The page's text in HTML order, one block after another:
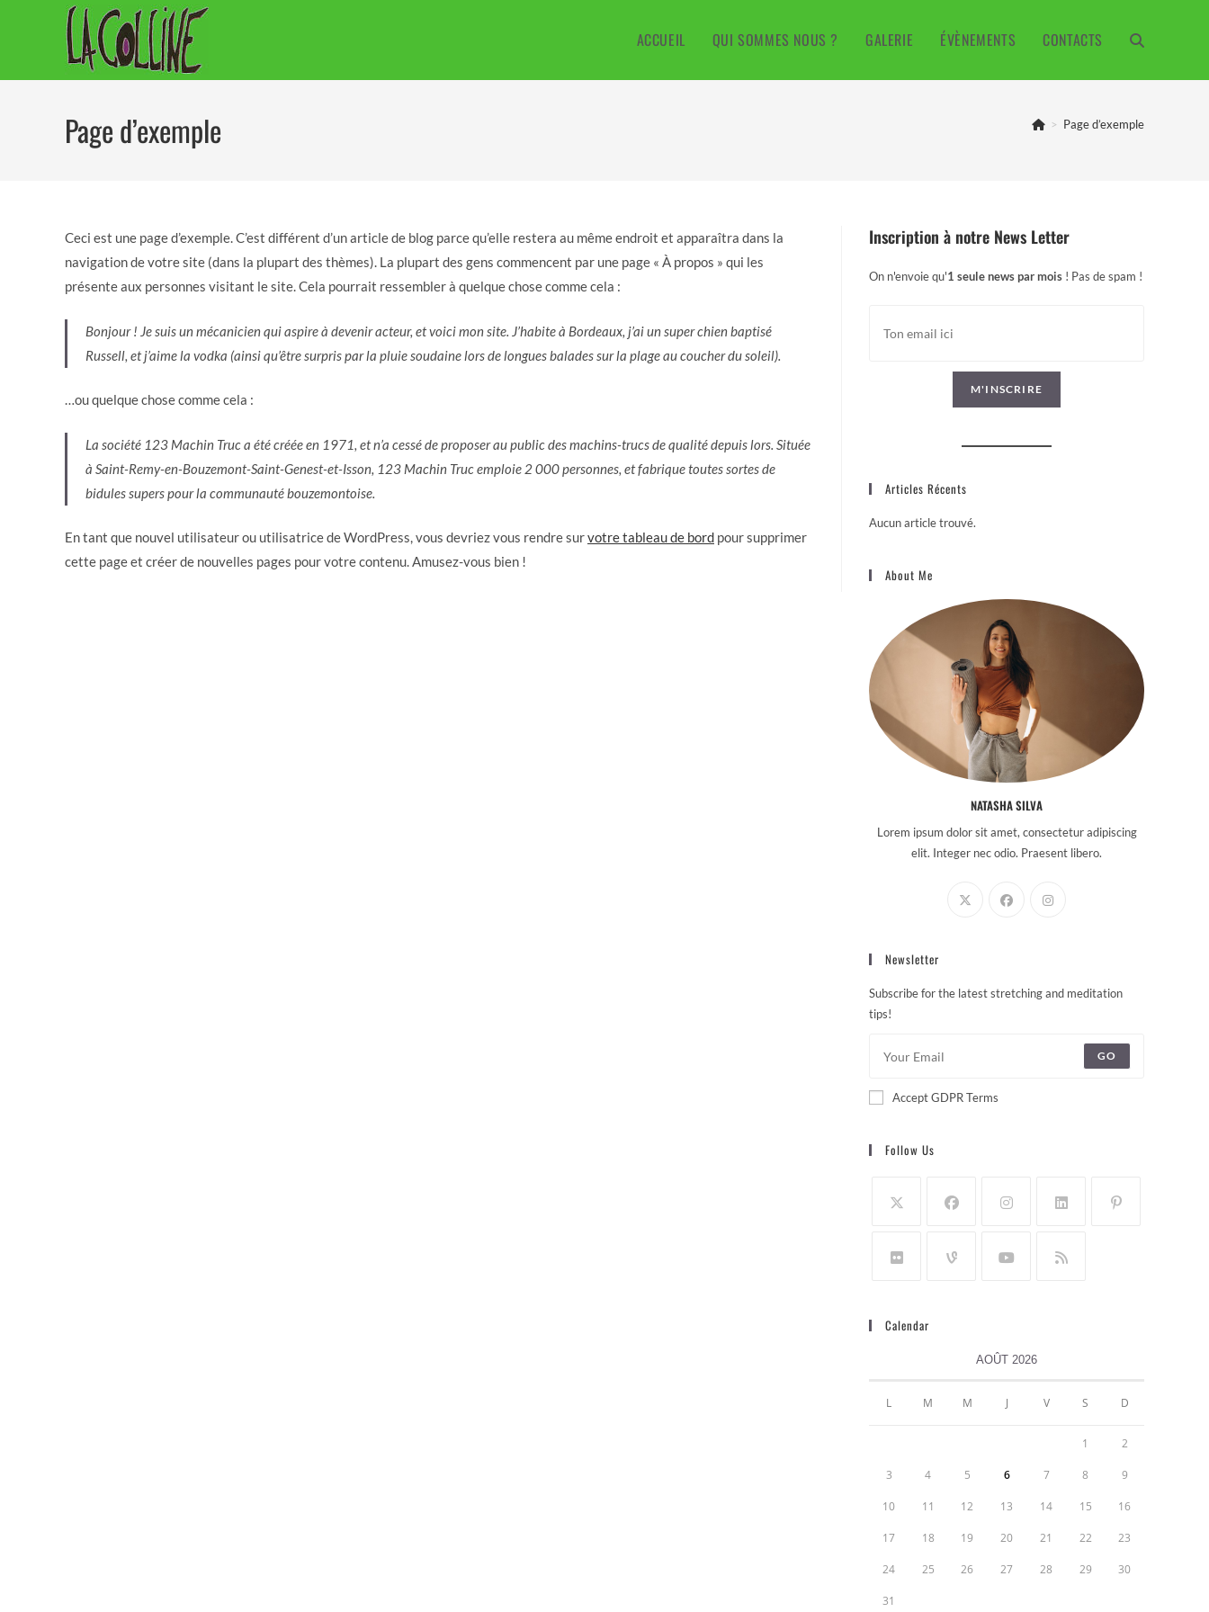
ACCUEIL QUI SOMMES NOUS ? GALERIE ÉVÈNEMENTS CONTACTS TOGGLE
WEBSITE
Page d’exemple > Page d’exemple
Ceci est une page d’exemple. C’est différent d’un article de blog parce qu’elle restera au même endroit et apparaîtra dans la
navigation de votre site (dans la plupart des thèmes). La plupart des gens commencent par une page « À propos » qui les
présente aux personnes visitant le site. Cela pourrait ressembler à quelque chose comme cela :
Bonjour ! Je suis un mécanicien qui aspire à devenir acteur, et voici mon site. J’habite à Bordeaux, j’ai un super chien baptisé
Russell, et j’aime la vodka (ainsi qu’être surpris par la pluie soudaine lors de longues balades sur la plage au coucher du soleil).
…ou quelque chose comme cela :
La société 123 Machin Truc a été créée en 1971, et n’a cessé de proposer au public des machins-trucs de qualité depuis lors. Située
à Saint-Remy-en-Bouzemont-Saint-Genest-et-Isson, 123 Machin Truc emploie 2 000 personnes, et fabrique toutes sortes de
bidules supers pour la communauté bouzemontoise.
En tant que nouvel utilisateur ou utilisatrice de WordPress, vous devriez vous rendre survotre tableau de bord pour supprimer
cette page et créer de nouvelles pages pour votre contenu. Amusez-vous bien !
Inscription à notre News Letter
On n'envoie qu'1 seule news par mois ! Pas de spam !
M'INSCRIRE
Articles Récents
Aucun article trouvé.
About Me
NATASHA SILVA
Lorem ipsum dolor sit amet, consectetur adipiscing
elit. Integer nec odio. Praesent libero.
Newsletter
Subscribe for the latest stretching and meditation
tips!
GO
Accept GDPR Terms
Follow Us
Calendar
AOÛT 2026
L M M J V S D
1 2
3 4 5 6 7 8 9
10 11 12 13 14 15 16
17 18 19 20 21 22 23
24 25 26 27 28 29 30
31